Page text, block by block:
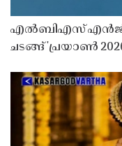
എൽബിഎസ്
ചടങ്ങ് 'പ്രയാൺ